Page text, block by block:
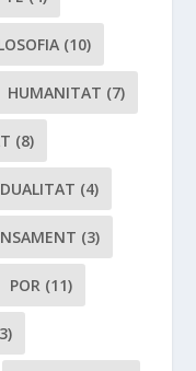
(10)
HUMANITAT (7)
(8)
(4)
(3)
POR (11)